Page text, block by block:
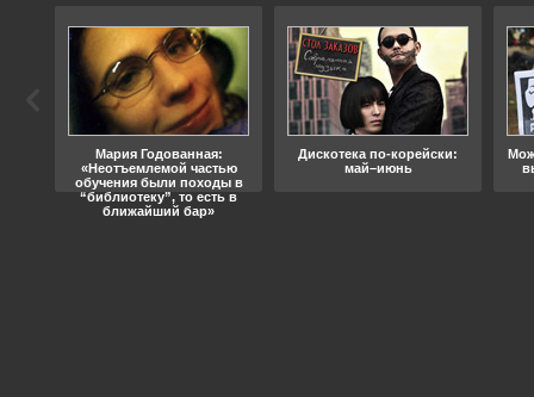
Мария Годованная:
«Неотъемлемой частью
обучения были походы в
“библиотеку”, то есть в
ближайший бар»
Дискотека по-корейски:
май–июнь